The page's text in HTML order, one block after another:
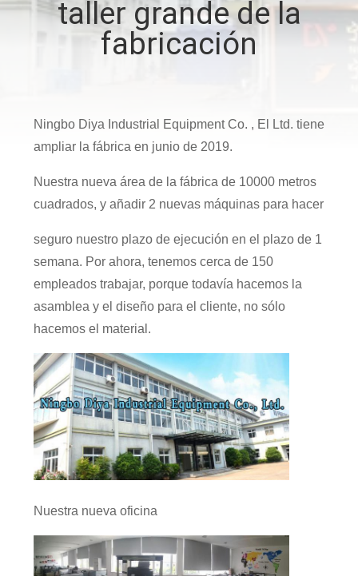
CONTROL
ÉNTRENOS
CONTACTO
NOTICIAS
CASOS
PIDA
UNA
CITA
MAPA
DEL
SITIO
taller grande de la
fabricación
Ningbo Diya Industrial Equipment Co. , El Ltd. tiene
ampliar la fábrica en junio de 2019.
Nuestra nueva área de la fábrica de 10000 metros
cuadrados, y añadir 2 nuevas máquinas para hacer
seguro nuestro plazo de ejecución en el plazo de 1
semana. Por ahora, tenemos cerca de 150
empleados trabajar, porque todavía hacemos la
asamblea y el diseño para el cliente, no sólo
hacemos el material.
Nuestra nueva oficina